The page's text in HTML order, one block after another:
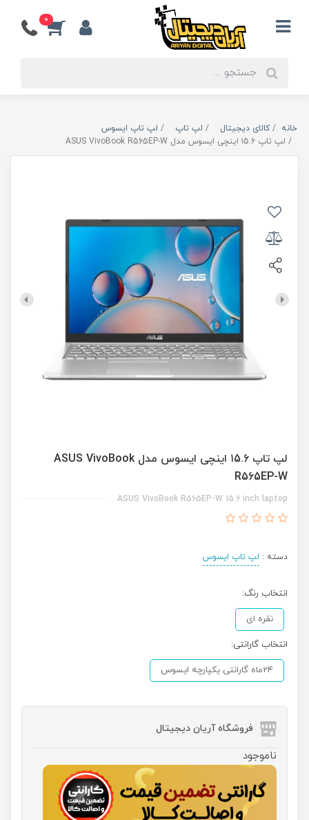
0
خانه کالای دیجیتال لپ تاپ
لپ تاپ ایسوس
لپ تاپ ۱5.6 اینچی ایسوس مدل ASUS VivoBook R565EP-W
لپ تاپ ۱5.6 اینچی ایسوس مدل ASUS VivoBook
R565EP-W
ASUS VivoBook R565EP-W 15.6 inch laptop
دسته : لپ تاپ ایسوس
انتخاب رنگ:
نقره ای
انتخاب گارانتی:
24ماه گارانتی یکپارچه ایسوس
فروشگاه آریان دیجیتال
ناموجود